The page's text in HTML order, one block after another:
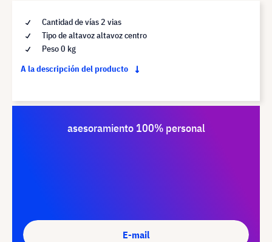
Cantidad de vías 2 vias
Tipo de altavoz altavoz centro
Peso 0 kg
A la descripción del producto
asesoramiento 100% personal
E-mail